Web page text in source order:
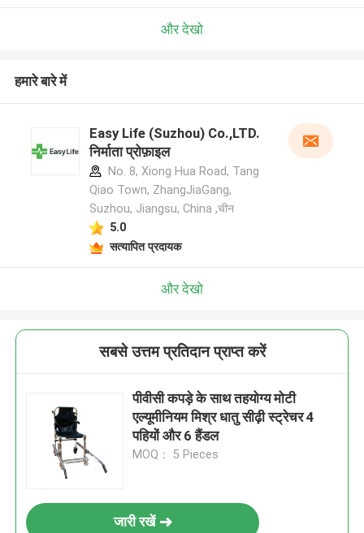
और देखो
हमारे बारे में
Easy Life (Suzhou) Co.,LTD.
निर्माता प्रोफ़ाइल
No. 8, Xiong Hua Road, Tang
Qiao Town, ZhangJiaGang,
Suzhou, Jiangsu, China ,चीन
5.0
सत्यापित प्रदायक
और देखो
सबसे उत्तम प्रतिदान प्राप्त करें
पीवीसी कपड़े के साथ तहयोग्य मोटी
एल्यूमीनियम मिश्र धातु सीढ़ी स्ट्रेचर 4
पहियों और 6 हैंडल
MOQ： 5 Pieces
जारी रखें